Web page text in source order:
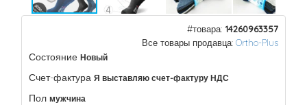
#товара: 14260963357
Все товары продавца: Ortho-Plus
Состояние Новый
Счет-фактура Я выставляю счет-фактуру НДС
Пол мужчина